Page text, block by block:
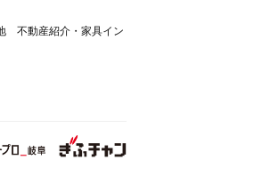
不動産紹介・家具イン